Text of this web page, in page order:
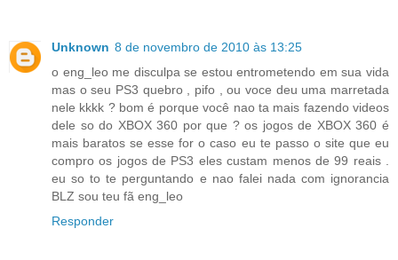
Unknown 8 de novembro de 2010 às 13:25
o eng_leo me disculpa se estou entrometendo em sua vida
mas o seu PS3 quebro , pifo , ou voce deu uma marretada
nele kkkk ? bom é porque você nao ta mais fazendo videos
dele so do XBOX 360 por que ? os jogos de XBOX 360 é
mais baratos se esse for o caso eu te passo o site que eu
compro os jogos de PS3 eles custam menos de 99 reais .
eu so to te perguntando e nao falei nada com ignorancia
BLZ sou teu fã eng_leo
Responder